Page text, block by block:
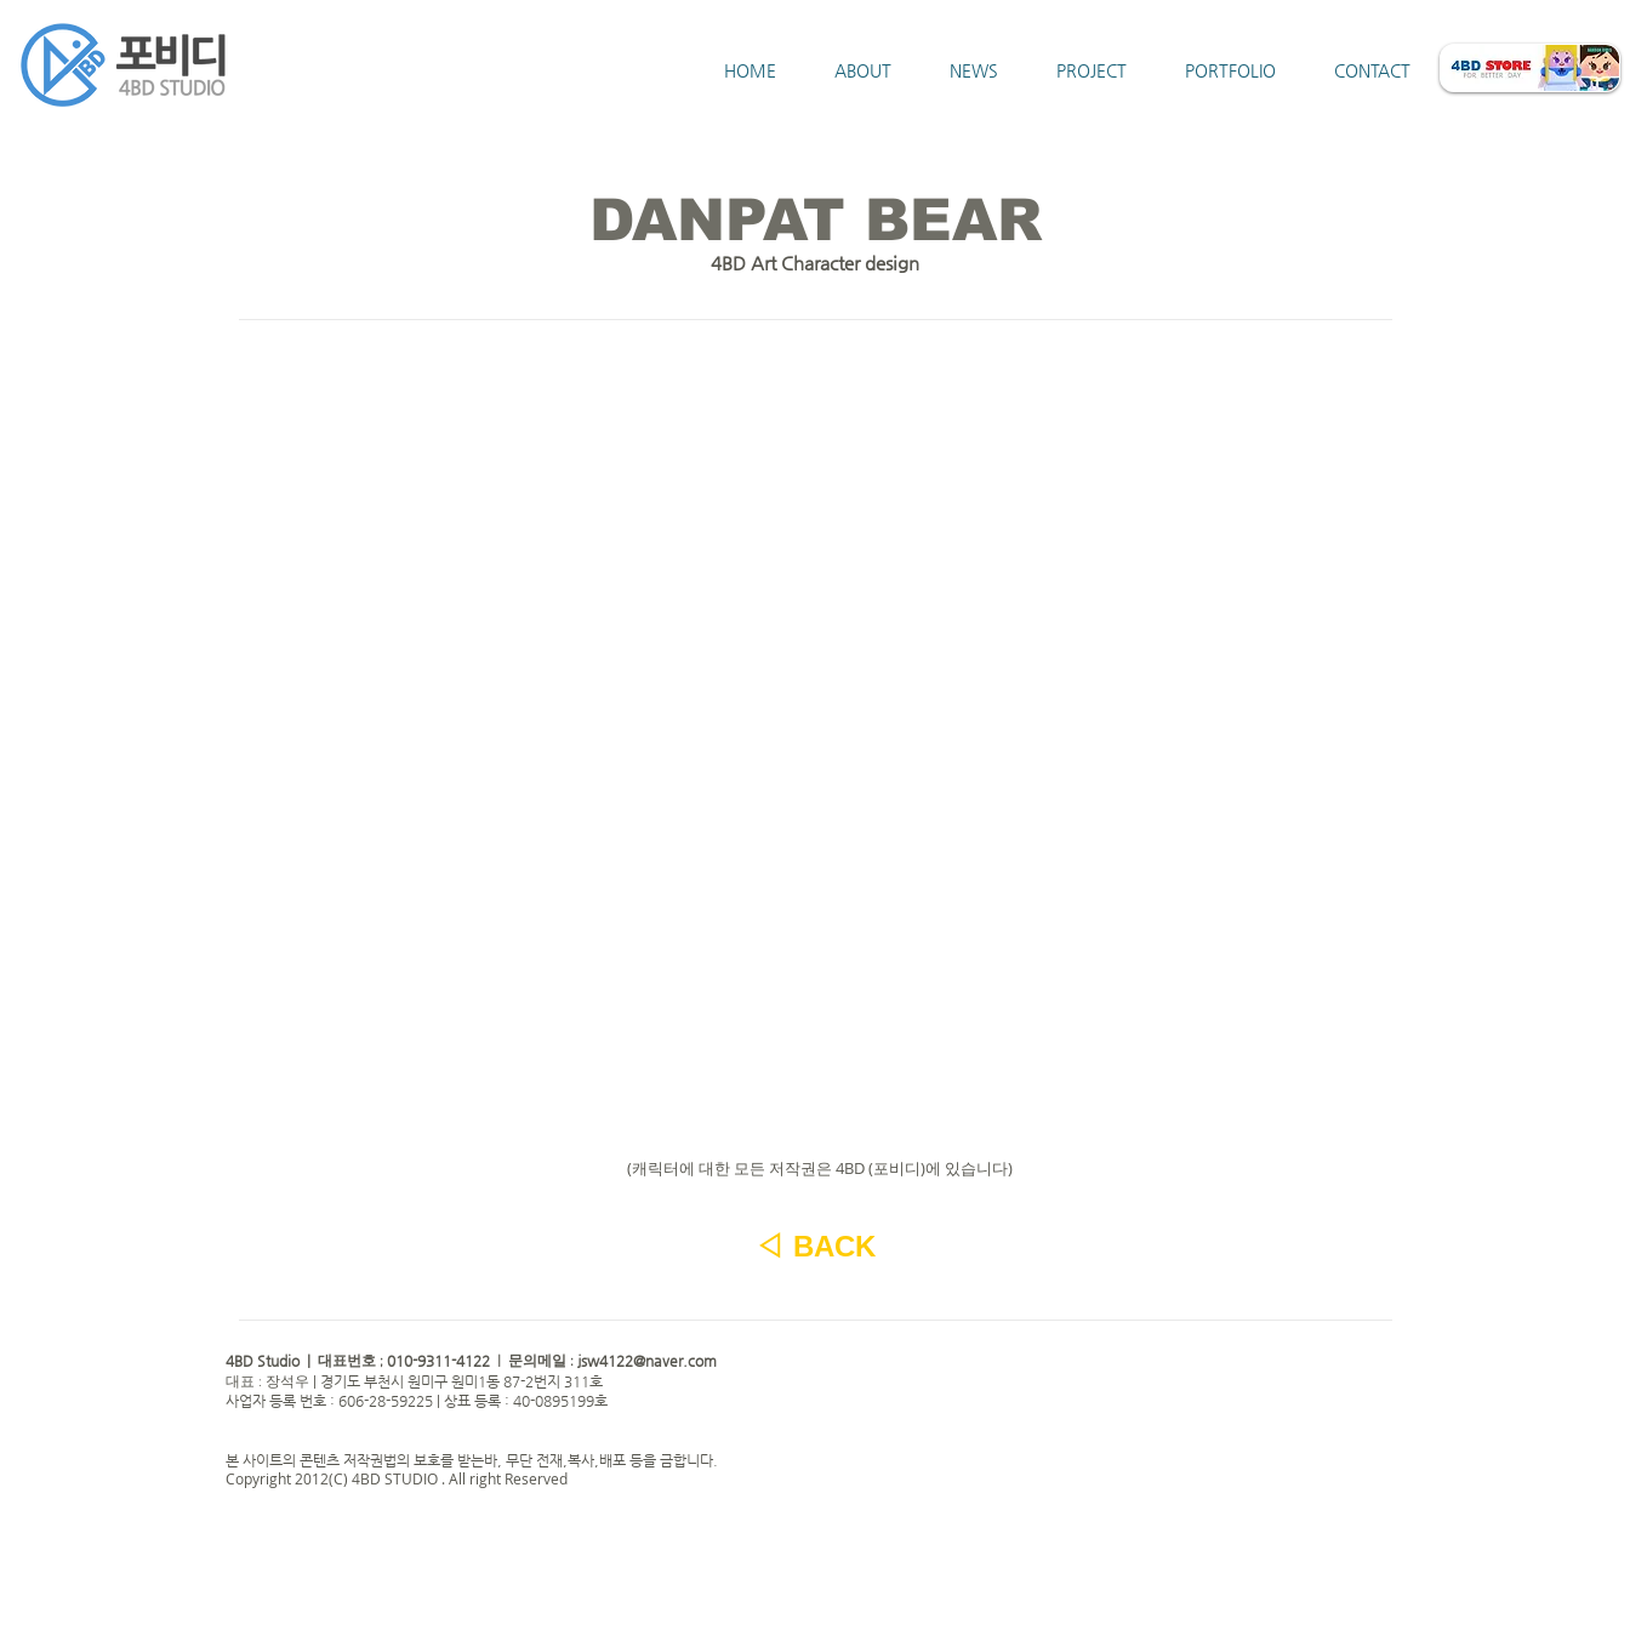
HOME ABOUT NEWS PROJECT PORTFOLIO CONTACT
DANPAT BEAR
4BD Art Character design
(캐릭터에 대한 모든 저작권은 4BD (포비디)에 있습니다)
◁ BACK
4BD Studio | 대표번호 ; 010-9311-4122 | 문의메일 : jsw4122@naver.com
대표 : 장석우
경기도 부천시 원미구 원미1동 87-2번지 311호
사업자 등록 번호 : 606-28-59225 | 상표 등록 : 40-0895199호
본 사이트의 콘텐츠 저작권법의 보호를 받는바, 무단 전재,복사,배포 등을 금합니다.
Copyright 2012(C) 4BD STUDIO . All right Reserved